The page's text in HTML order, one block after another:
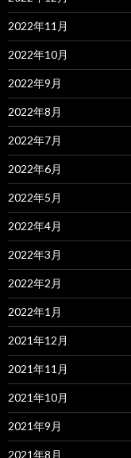
2022年11月
2022年10月
2022年9月
2022年8月
2022年7月
2022年6月
2022年5月
2022年4月
2022年3月
2022年2月
2022年1月
2021年12月
2021年11月
2021年10月
2021年9月
2021年8月